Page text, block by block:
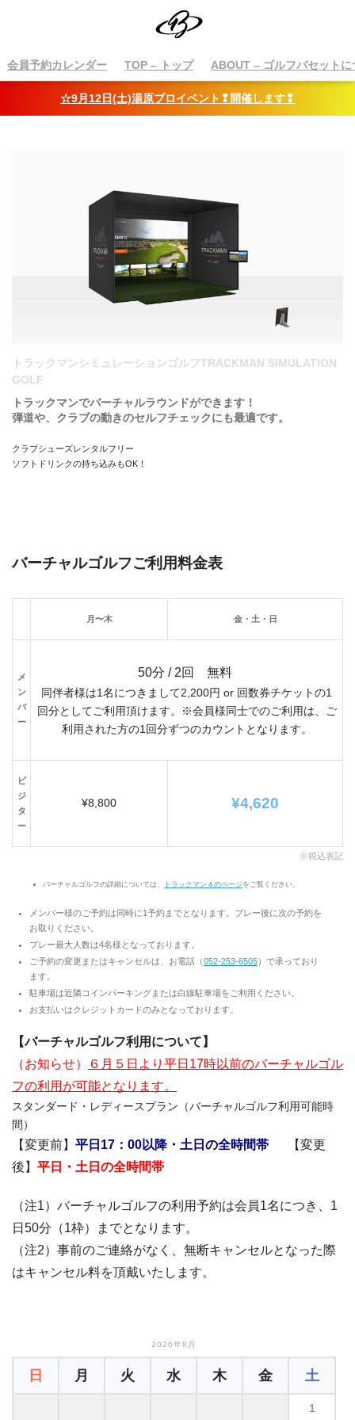
会員予約カレンダー TOP – トップ ABOUT – ゴルフバセットに
☆9月12日(土)湯原プロイベント❢開催します❢
トラックマンシミュレーションゴルフTRACKMAN SIMULATION
GOLF
トラックマンでバーチャルラウンドができます！
弾道や、クラブの動きのセルフチェックにも最適です。
クラブシューズレンタルフリー
ソフトドリンクの持ち込みもOK！
バーチャルゴルフご利用料金表
月〜木 金・土・日
メ
ン
バ
ー
50分 / 2回 無料
同伴者様は1名につきまして2,200円 or 回数券チケットの1
回分としてご利用頂けます。※会員様同士でのご利用は、ご
利用された方の1回分ずつのカウントとなります。
ビ
ジ
タ
ー
¥8,800 ¥4,620
※税込表記
バーチャルゴルフの詳細については、 トラックマン４のページをご覧ください。
メンバー様のご予約は同時に1予約までとなります。プレー後に次の予約を
お取りください。
プレー最大人数は4名様となっております。
ご予約の変更またはキャンセルは、お電話（052-253-6505）で承っており
ます。
駐車場は近隣コインパーキングまたは白線駐車場をご利用ください。
お支払いはクレジットカードのみとなっております。
【バーチャルゴルフ利用について】
（お知らせ）
６月５日より平日17時以前のバーチャルゴル
フの利用が可能となります。
スタンダード・レディースプラン（バーチャルゴルフ利用可能時
間）
【変更前】 平日17：00以降・土日の全時間帯
【変更
後】 平日・土日の全時間帯
（注1）バーチャルゴルフの利用予約は会員1名につき、1
日50分（1枠）までとなります。
（注2）事前のご連絡がなく、無断キャンセルとなった際
はキャンセル料を頂戴いたします。
2026年8月
日 月 火 水 木 金 土
1